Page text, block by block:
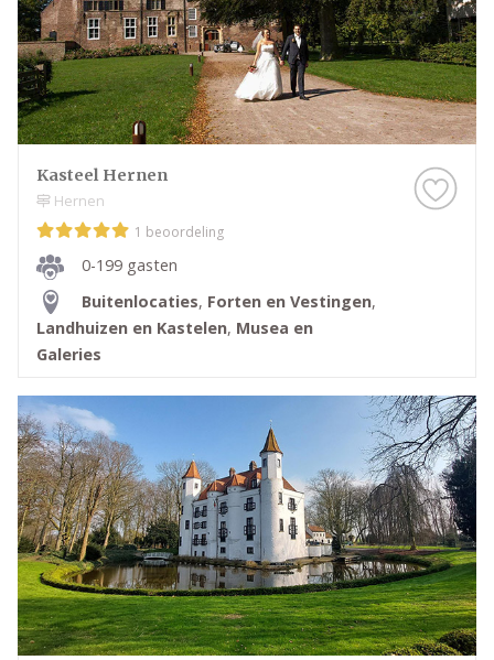
Kasteel Hernen
Hernen
1 beoordeling
0-199 gasten
Buitenlocaties, Forten en Vestingen,
Landhuizen en Kastelen, Musea en
Galeries